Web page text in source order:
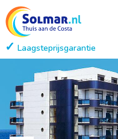
Laagsteprijsgarantie